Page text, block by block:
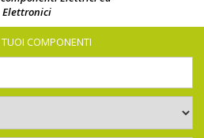
Elettronici
COMPONENTI